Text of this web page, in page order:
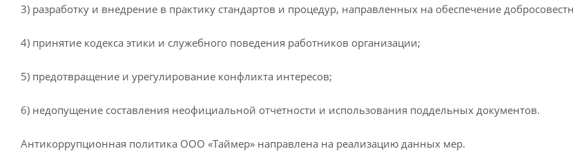
3) разработку и внедрение в практику стандартов и процедур, направленных на обеспечение
4) принятие кодекса этики и служебного поведения работников организации;
5) предотвращение и урегулирование конфликта интересов;
6) недопущение составления неофициальной отчетности и использования поддельных документов.
Антикоррупционная политика ООО «Таймер» направлена на реализацию данных мер.